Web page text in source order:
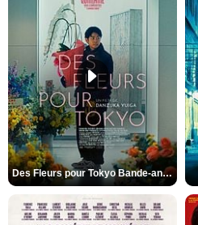
Des Fleurs pour Tokyo Bande-annonce VO STFR